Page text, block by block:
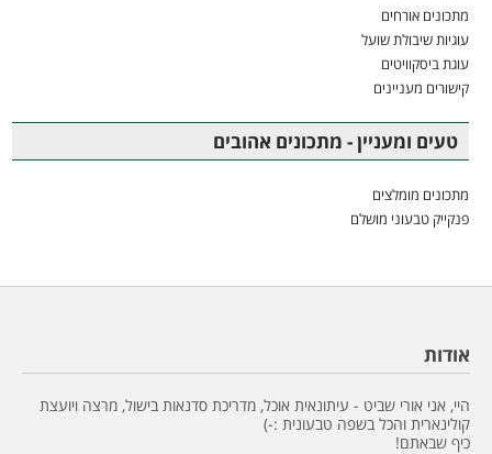
מתכונים אורחים
עוגיות שיבולת שועל
עוגת ביסקוויטים
קישורים מעניינים
טעים ומעניין - מתכונים אהובים
מתכונים מומלצים
פנקייק טבעוני מושלם
אודות
היי, אני אורי שביט - עיתונאית אוכל, מדריכת סדנאות בישול, מרצה ויועצת
קולינארית והכל בשפה טבעונית :-)
כיף שבאתם!